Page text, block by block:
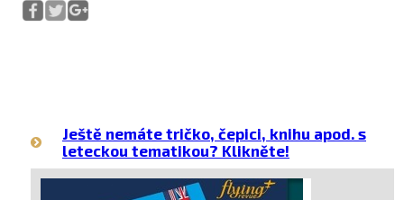
Ještě nemáte tričko, čepici, knihu apod. s
leteckou tematikou? Klikněte!